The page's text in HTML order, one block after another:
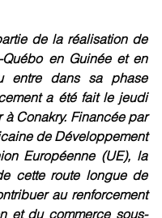
de la réalisation de
en Guinée et en
entre dans sa phase
a été fait le jeudi
à Conakry. Financée par
de Développement
Européenne (UE), la
cette route longue de
au renforcement
et du commerce sous-